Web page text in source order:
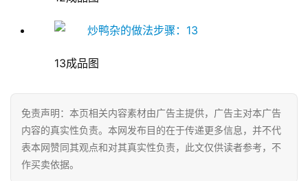
融
娱
乐
综
13成品图
免责声明：本页相关内容素材由广告主提供，广告主对本广告
内容的真实性负责。本网发布目的在于传递更多信息，并不代
表本网赞同其观点和对其真实性负责，此文仅供读者参考，不
作买卖依据。